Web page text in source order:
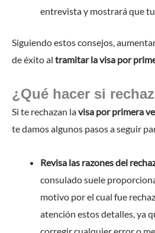
entrevista y mostrará que
Siguiendo estos consejos,
de éxito al tramitar la visa por
¿Qué hacer si
Si te rechazan lavisa por primera
te damos algunos pasos a seguir
Revisa las razones del
consulado suele
motivo por el cual fue
atención estos detalles, ya